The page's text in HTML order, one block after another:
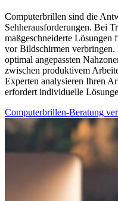
Computerbrillen sind die
Sehherausforderungen. Bei
maßgeschneiderte Lösungen
vor Bildschirmen
optimal angepassten
zwischen produktivem
Experten analysieren Ihren
erfordert individuelle
Computerbrillen-Beratung